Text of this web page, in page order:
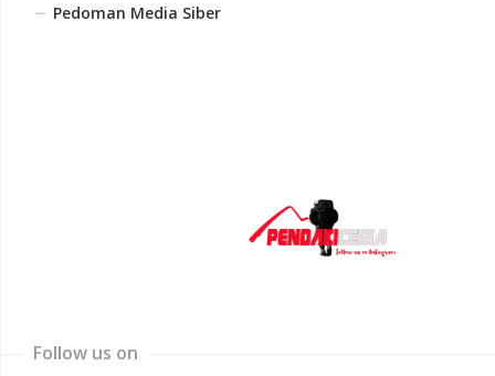
Pedoman Media Siber
Follow us on